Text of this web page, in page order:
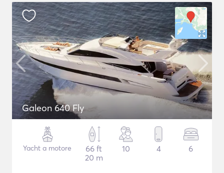
Galeon 640 Fly
Yacht a motore
66 ft
20 m
10 4 6